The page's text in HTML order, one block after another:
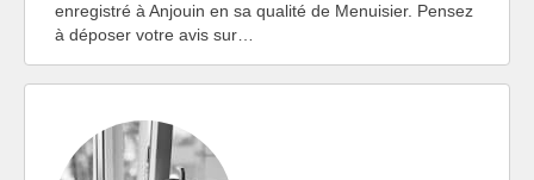
enregistré à Anjouin en sa qualité de Menuisier. Pensez
à déposer votre avis sur…